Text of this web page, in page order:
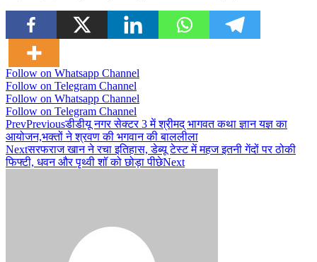
Follow on Whatsapp Channel
Follow on Telegram Channel
Follow on Whatsapp Channel
Follow on Telegram Channel
PrevPreviousडीडीयू नगर सेक्टर 3 में श्रीमद् भागवत कथा ज्ञान यज्ञ का
आयोजन,भक्तों ने श्रवण की भगवान की बाललीला
Nextसरफराज खान ने रचा इतिहास, डेब्यू टेस्ट में महज इतनी गेंदों पर ठोकी
फिफ्टी, धवन और पृथ्वी शॉ को छोड़ा पीछेNext